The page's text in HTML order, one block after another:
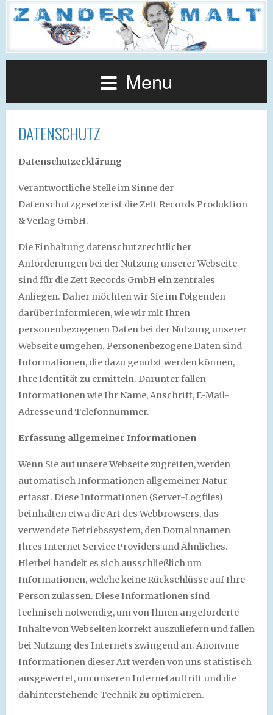
Menu
DATENSCHUTZ
Datenschutzerklärung
Verantwortliche Stelle im Sinne der
Datenschutzgesetze ist die Zett Records Produktion
& Verlag GmbH.
Die Einhaltung datenschutzrechtlicher
Anforderungen bei der Nutzung unserer Webseite
sind für die Zett Records GmbH ein zentrales
Anliegen. Daher möchten wir Sie im Folgenden
darüber informieren, wie wir mit Ihren
personenbezogenen Daten bei der Nutzung unserer
Webseite umgehen. Personenbezogene Daten sind
Informationen, die dazu genutzt werden können,
Ihre Identität zu ermitteln. Darunter fallen
Informationen wie Ihr Name, Anschrift, E-Mail-
Adresse und Telefonnummer.
Erfassung allgemeiner Informationen
Wenn Sie auf unsere Webseite zugreifen, werden
automatisch Informationen allgemeiner Natur
erfasst. Diese Informationen (Server-Logfiles)
beinhalten etwa die Art des Webbrowsers, das
verwendete Betriebssystem, den Domainnamen
Ihres Internet Service Providers und Ähnliches.
Hierbei handelt es sich ausschließlich um
Informationen, welche keine Rückschlüsse auf Ihre
Person zulassen. Diese Informationen sind
technisch notwendig, um von Ihnen angeforderte
Inhalte von Webseiten korrekt auszuliefern und fallen
bei Nutzung des Internets zwingend an. Anonyme
Informationen dieser Art werden von uns statistisch
ausgewertet, um unseren Internetauftritt und die
dahinterstehende Technik zu optimieren.